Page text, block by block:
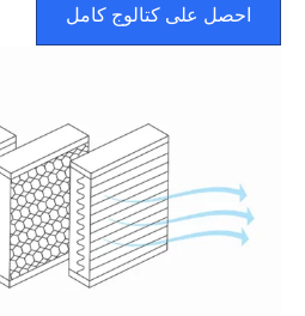
احصل على كتالوج كامل